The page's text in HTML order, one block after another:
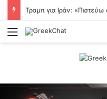
Menu